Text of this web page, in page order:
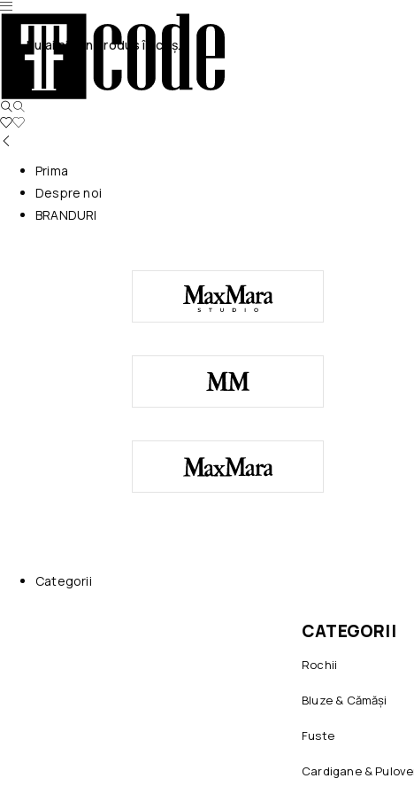
Nu ai niciun produs în coș.
Prima
Despre noi
BRANDURI
Categorii
CATEGORII
Rochii
Bluze & Cămăși
Fuste
Cardigane &